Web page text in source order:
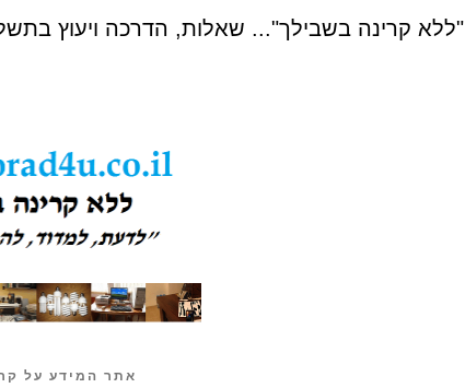
"ללא קרינה בשבילך"... שאלות, הדרכה ויעוץ בתשלום 0796644330 (א-ה 09:00-
אתר המידע על